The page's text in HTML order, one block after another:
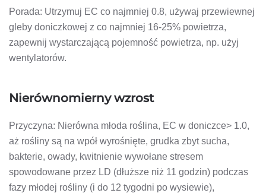
Porada: Utrzymuj EC co najmniej 0.8, używaj przewiewnej
gleby doniczkowej z co najmniej 16-25% powietrza,
zapewnij wystarczającą pojemność powietrza, np. użyj
wentylatorów.
Nierównomierny wzrost
Przyczyna: Nierówna młoda roślina, EC w doniczce> 1.0,
aż rośliny są na wpół wyrośnięte, grudka zbyt sucha,
bakterie, owady, kwitnienie wywołane stresem
spowodowane przez LD (dłuższe niż 11 godzin) podczas
fazy młodej rośliny (i do 12 tygodni po wysiewie),